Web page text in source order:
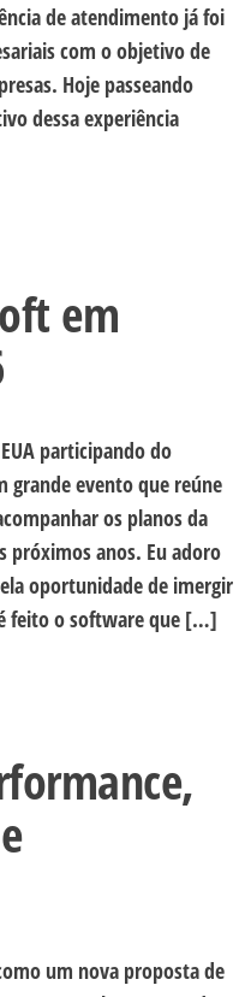
de atendimento já foi
com o objetivo de
Hoje passeando
dessa experiência
em
participando do
grande evento que reúne
os planos da
próximos anos. Eu adoro
oportunidade de imergir
feito o software que […]
um nova proposta de